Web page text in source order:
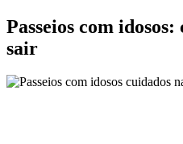
Passeios com
sair